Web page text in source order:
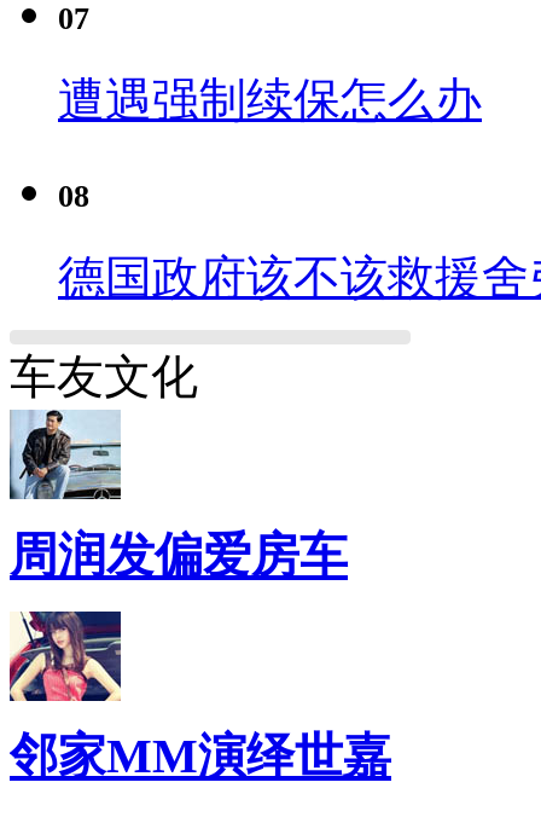
07
遭遇强制续保怎么办
08
德国政府该不该救援舍
车友文化
周润发偏爱房车
邻家MM演绎世嘉